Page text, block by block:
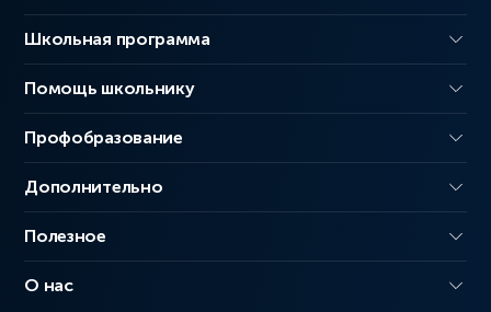
Школьная программа
Помощь школьнику
Профобразование
Дополнительно
Полезное
О нас